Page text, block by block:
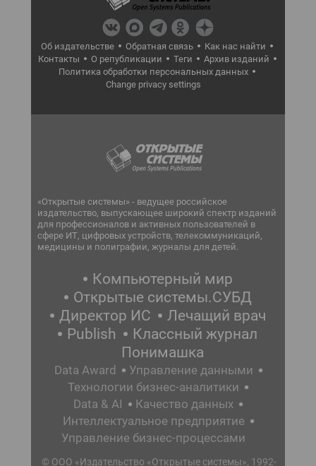
Об издательстве Обратная связь
Как нас найти
Контакты
О републикации Теги
Архив изданий
Политика обработки персональных данных
Change privacy settings
«Открытые системы» - ведущее российское
издательство, выпускающее широкий спектр изданий
для профессионалов и активных пользователей в
сфере ИТ, цифровых устройств, телекоммуникаций,
медицины и полиграфии, журналы для детей.
Компьютерный мир
Открытые системы.СУБД
Директор ИС
Лечащий врач
Publish
Классный журнал
Понимашка
Data Award
Управление данными
Технологии бизнес-аналитики
Data & AI
Качество данных
Интеллектуальное предприятие
Управление бизнес-процессами
© ООО «Издательство «Открытые системы», 1992-